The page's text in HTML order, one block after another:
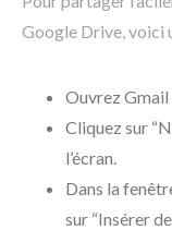
Google Drive, voici
Ouvrez
Cliquez sur
l’écran.
Dans la
sur “Insérer